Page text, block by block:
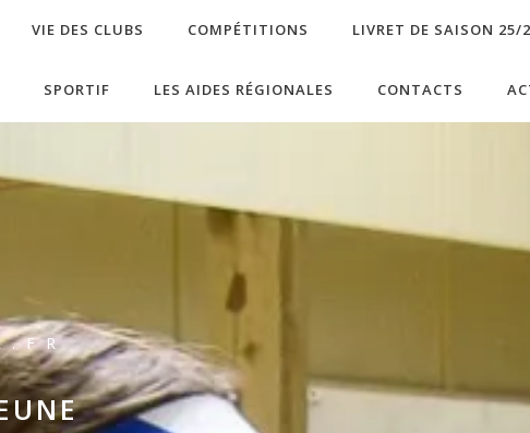
VIE DES CLUBS COMPÉTITIONS LIVRET DE SAISON 25/
SPORTIF LES AIDES RÉGIONALES CONTACTS